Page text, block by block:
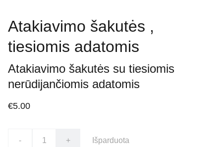
Atakiavimo šakutės ,
tiesiomis adatomis
Atakiavimo šakutės su tiesiomis
nerūdijančiomis adatomis
€5.00
- + Išparduota